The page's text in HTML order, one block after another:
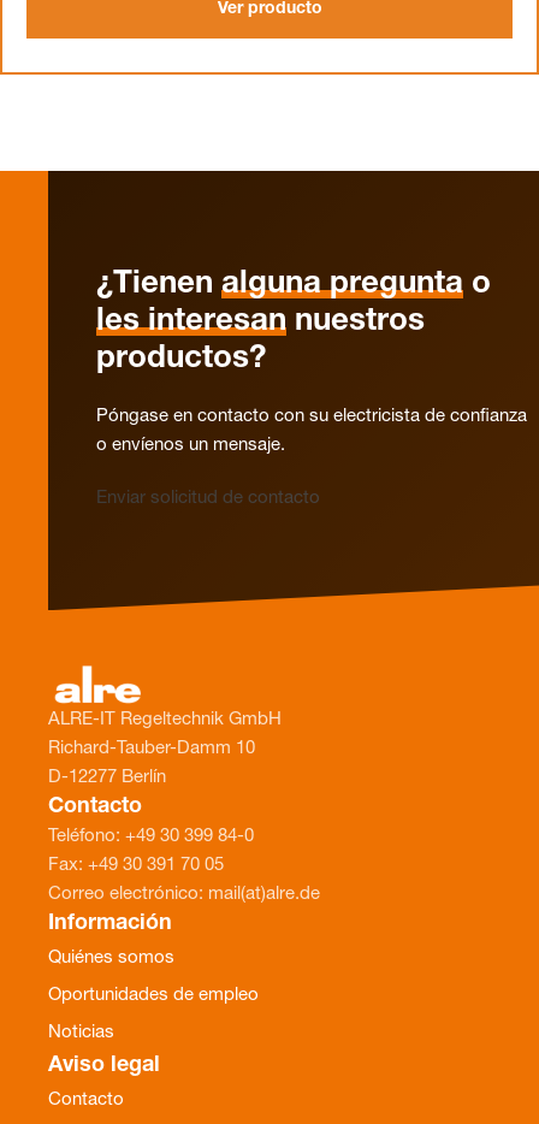
Ver producto
¿Tienen alguna pregunta o
les interesan nuestros
productos?
Póngase en contacto con su electricista de confianza
o envíenos un mensaje.
Enviar solicitud de contacto
ALRE-IT Regeltechnik GmbH
Richard-Tauber-Damm 10
D-12277 Berlín
Contacto
Teléfono: +49 30 399 84-0
Fax: +49 30 391 70 05
Correo electrónico: mail(at)alre.de
Información
Quiénes somos
Oportunidades de empleo
Noticias
Aviso legal
Contacto